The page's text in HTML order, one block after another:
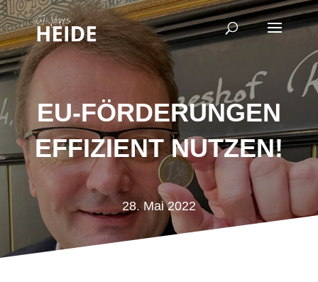
EU-FÖRDERUNGEN
EFFIZIENT NUTZEN!
28. Mai 2022